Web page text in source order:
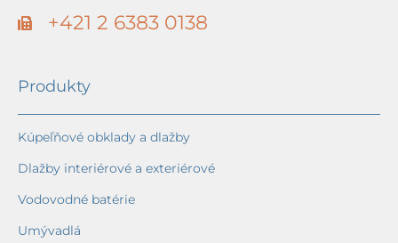
+421 2 6383 0138
Produkty
Kúpeľňové obklady a dlažby
Dlažby interiérové a exteriérové
Vodovodné batérie
Umývadlá